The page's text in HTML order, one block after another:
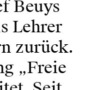
Beuys
Lehrer
zurück.
„Freie